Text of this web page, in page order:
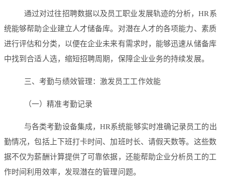
通过对过往招聘数据以及员工职业发展轨迹的分析，HR系
统能够帮助企业建立人才储备库。对潜在人才的各项能力、素质
进行评估和分类，以便在企业未来有需求时，能够迅速从储备库
中找到合适人选，缩短招聘周期，保障企业业务的持续发展。
三、考勤与绩效管理：激发员工工作效能
（一）精准考勤记录
与各类考勤设备集成，HR系统能够实时准确记录员工的出
勤情况，包括上下班打卡时间、加班时长、请假天数等。这些数
据不仅为薪酬计算提供了可靠依据，还能帮助企业分析员工的工
作时间利用效率，发现潜在的管理问题。